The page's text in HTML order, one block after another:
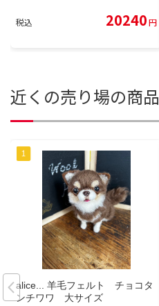
税込 20240円
近くの売り場の商品
alice... 羊毛フェルト チョコタ
ンチワワ 大サイズ